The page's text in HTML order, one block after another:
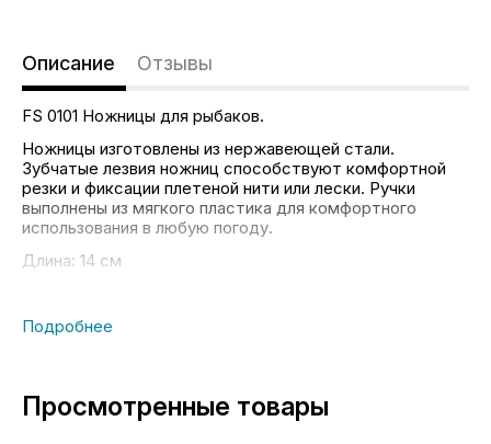
Описание Отзывы
FS 0101 Ножницы для рыбаков.
Ножницы изготовлены из нержавеющей стали.
Зубчатые лезвия ножниц способствуют комфортной
резки и фиксации плетеной нити или лески. Ручки
выполнены из мягкого пластика для комфортного
использования в любую погоду.
Длина: 14 см
Просмотренные товары